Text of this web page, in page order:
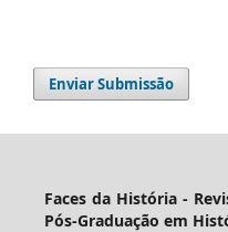
Enviar Submissão
Faces da História -
Pós-Graduação em